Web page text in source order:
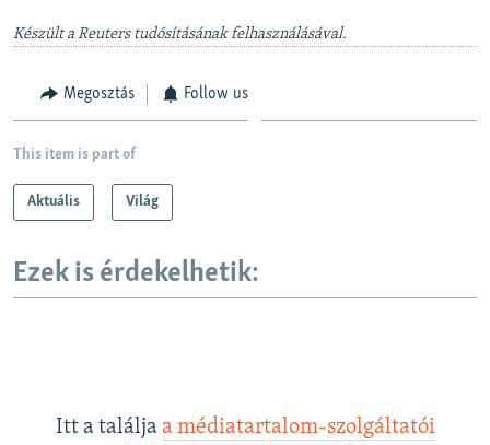
Készült a Reuters tudósításának felhasználásával.
Megosztás Follow us
This item is part of
Aktuális Világ
Ezek is érdekelhetik:
Itt a találja a médiatartalom-szolgáltatói